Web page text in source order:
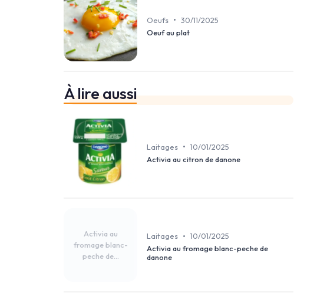
Oeufs • 30/11/2025
Oeuf au plat
À lire aussi
Laitages • 10/01/2025
Activia au citron de danone
Activia au
fromage blanc-
peche de...
Laitages • 10/01/2025
Activia au fromage blanc-peche de
danone